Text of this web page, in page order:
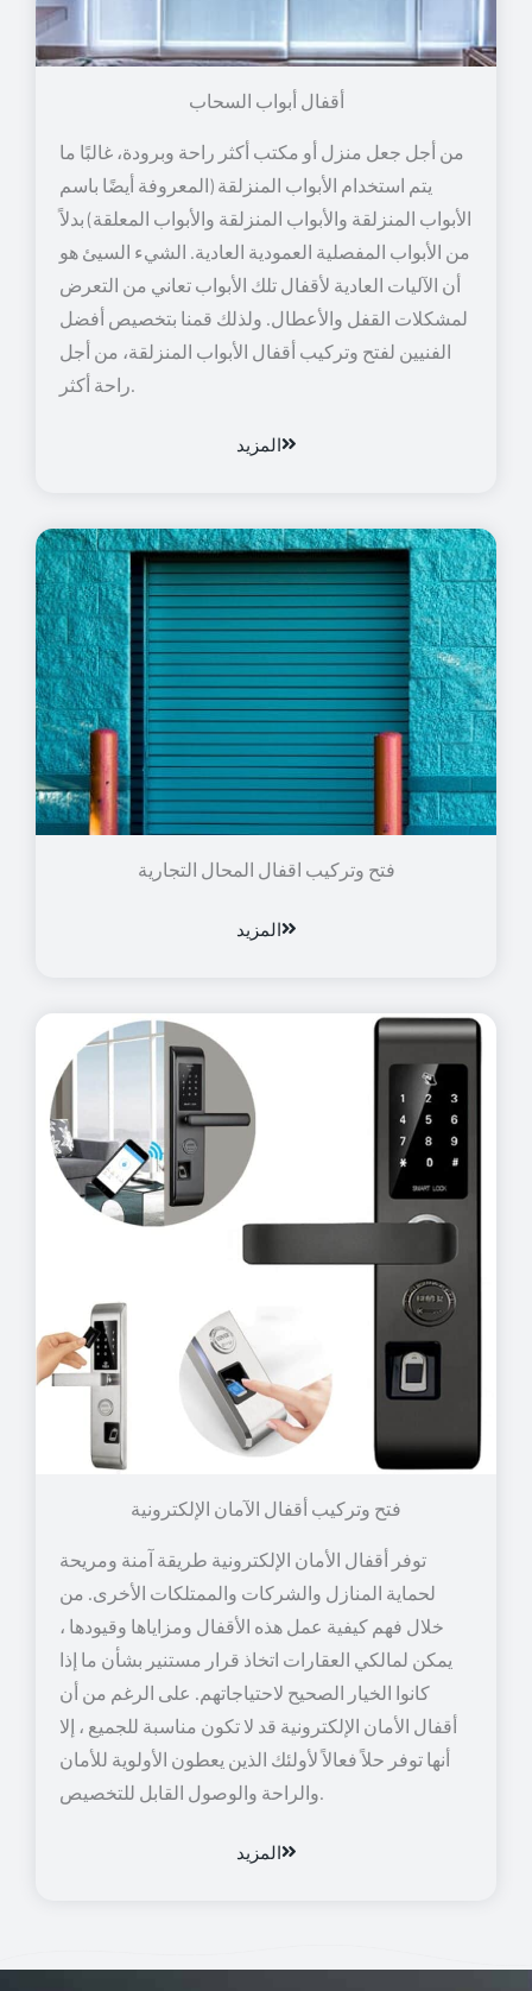
أقفال أبواب السحاب
من أجل جعل منزل أو مكتب أكثر راحة وبرودة، غالبًا ما
يتم استخدام الأبواب المنزلقة (المعروفة أيضًا باسم
الأبواب المنزلقة والأبواب المنزلقة والأبواب المعلقة) بدلاً
من الأبواب المفصلية العمودية العادية. الشيء السيئ هو
أن الآليات العادية لأقفال تلك الأبواب تعاني من التعرض
لمشكلات القفل والأعطال. ولذلك قمنا بتخصيص أفضل
الفنيين لفتح وتركيب أقفال الأبواب المنزلقة، من أجل
راحة أكثر.
المزيد
فتح وتركيب اقفال المحال التجارية
المزيد
توفر أقفال الأمان الإلكترونية طريقة آمنة ومريحة
لحماية المنازل والشركات والممتلكات الأخرى. من
خلال فهم كيفية عمل هذه الأقفال ومزاياها وقيودها ،
يمكن لمالكي العقارات اتخاذ قرار مستنير بشأن ما إذا
كانوا الخيار الصحيح لاحتياجاتهم. على الرغم من أن
أقفال الأمان الإلكترونية قد لا تكون مناسبة للجميع ، إلا
أنها توفر حلاً فعالاً لأولئك الذين يعطون الأولوية للأمان
والراحة والوصول القابل للتخصيص.
المزيد